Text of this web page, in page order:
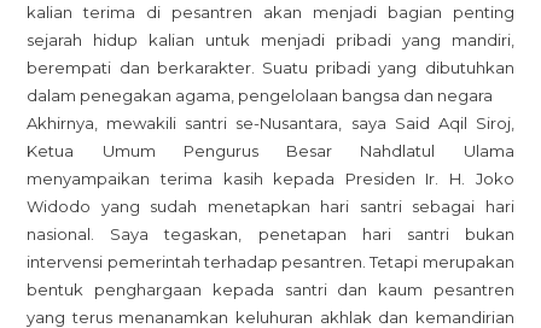
kalian terima di pesantren akan menjadi bagian penting
sejarah hidup kalian untuk menjadi pribadi yang mandiri,
berempati dan berkarakter. Suatu pribadi yang dibutuhkan
dalam penegakan agama, pengelolaan bangsa dan negara
Akhirnya, mewakili santri se-Nusantara, saya Said Aqil Siroj,
Ketua Umum Pengurus Besar Nahdlatul Ulama
menyampaikan terima kasih kepada Presiden Ir. H. Joko
Widodo yang sudah menetapkan hari santri sebagai hari
nasional. Saya tegaskan, penetapan hari santri bukan
intervensi pemerintah terhadap pesantren. Tetapi merupakan
bentuk penghargaan kepada santri dan kaum pesantren
yang terus menanamkan keluhuran akhlak dan kemandirian